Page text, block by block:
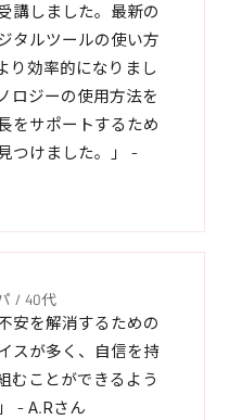
講しました。最新の
タルツールの使い方
り効率的になりまし
ロジーの使用方法を
をサポートするため
つけました。」 -
/ 40代
安を解消するための
スが多く、自信を持
むことができるよう
- A.Rさん